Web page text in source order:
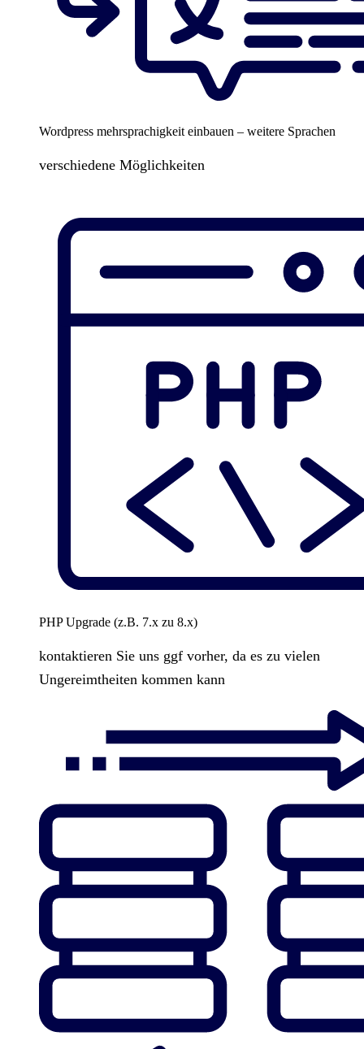
Wordpress mehrsprachigkeit einbauen – weitere Sprachen
verschiedene Möglichkeiten
PHP Upgrade (z.B. 7.x zu 8.x)
kontaktieren Sie uns ggf vorher, da es zu vielen
Ungereimtheiten kommen kann